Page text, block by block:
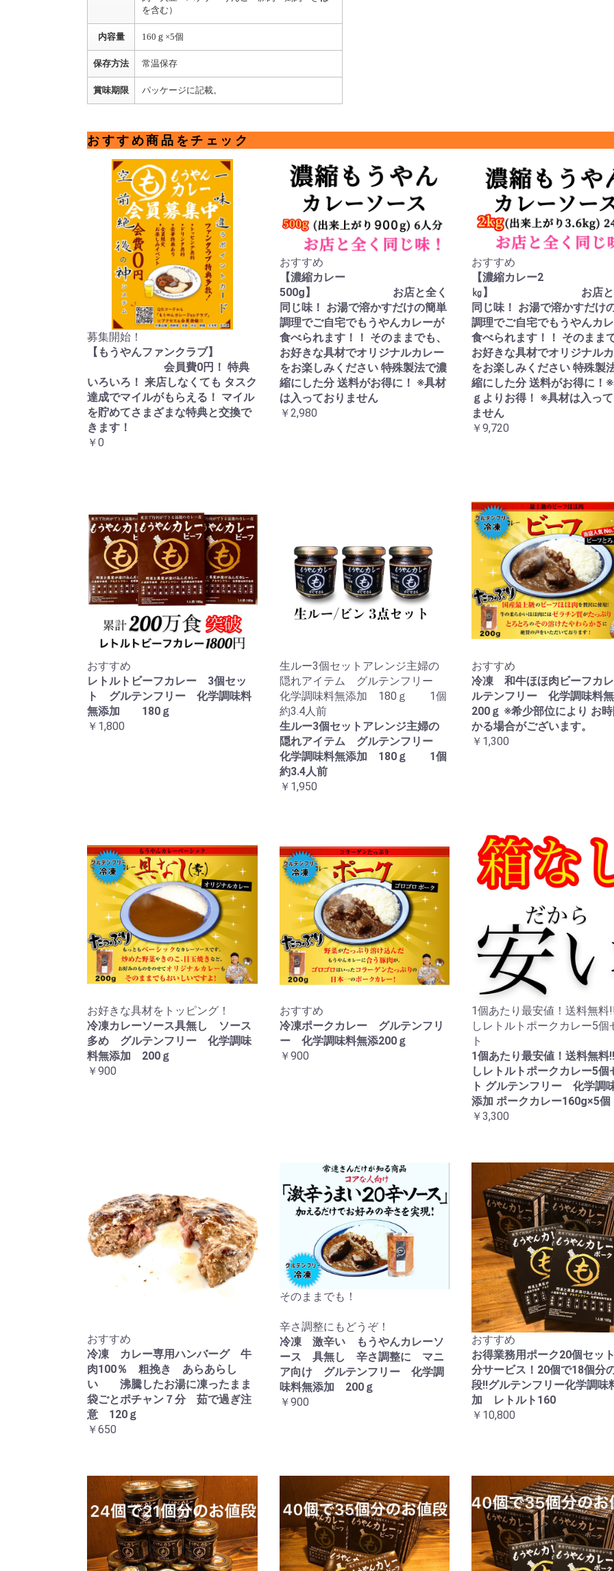
を含む）
内容量 160ｇ×5個
保存方法 常温保存
賞味期限 パッケージに記載。
おすすめ商品をチェック
募集開始！
【もうやんファンクラブ】
会員費0円！ 特典
いろいろ！ 来店しなくても タスク
達成でマイルがもらえる！ マイル
を貯めてさまざまな特典と交換で
きます！
￥0
おすすめ
【濃縮カレー
500g】 お店と全く
同じ味！ お湯で溶かすだけの簡単
調理でご自宅でもうやんカレーが
食べられます！！ そのままでも、
お好きな具材でオリジナルカレー
をお楽しみください 特殊製法で濃
縮にした分 送料がお得に！ ※具材
は入っておりません
￥2,980
おすすめ
【濃縮カレー2
㎏】 お店と全
同じ味！ お湯で溶かすだけ
調理でご自宅でもうやんカ
食べられます！！ そのままで
お好きな具材でオリジナル
をお楽しみください 特殊製
縮にした分 送料がお得に！
ｇよりお得！ ※具材は入っ
ません
￥9,720
おすすめ
レトルトビーフカレー 3個セッ
ト グルテンフリー 化学調味料
無添加 180ｇ
￥1,800
生ルー3個セットアレンジ主婦の
隠れアイテム グルテンフリー
化学調味料無添加 180ｇ 1個
約3.4人前
生ルー3個セットアレンジ主婦の
隠れアイテム グルテンフリー
化学調味料無添加 180ｇ 1個
約3.4人前
￥1,950
おすすめ
冷凍 和牛ほほ肉ビーフカ
ルテンフリー 化学調味料
200ｇ ※希少部位により お
かる場合がございます。
￥1,300
お好きな具材をトッピング！
冷凍カレーソース具無し ソース
多め グルテンフリー 化学調味
料無添加 200ｇ
￥900
おすすめ
冷凍ポークカレー グルテンフリ
ー 化学調味料無添200ｇ
￥900
1個あたり最安値！送料無料
しレトルトポークカレー5個
ト
1個あたり最安値！送料無料
しレトルトポークカレー5個
ト グルテンフリー 化学調
添加 ポークカレー160g×5個
￥3,300
おすすめ
冷凍 カレー専用ハンバーグ 牛
肉100％ 粗挽き あらあらし
い 沸騰したお湯に凍ったまま
袋ごとポチャン７分 茹で過ぎ注
意 120ｇ
￥650
そのままでも！
辛さ調整にもどうぞ！
冷凍 激辛い もうやんカレーソ
ース 具無し 辛さ調整に マニ
ア向け グルテンフリー 化学調
味料無添加 200ｇ
￥900
おすすめ
お得業務用ポーク20個セッ
分サービス！20個で18個分
段!!グルテンフリー化学調味
加 レトルト160
￥10,800